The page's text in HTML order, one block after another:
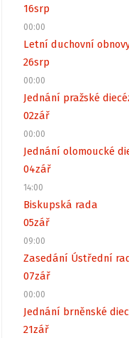
16srp
00:00
Letní duchovní
26srp
00:00
Jednání pražské
02zář
00:00
Jednání olomoucké
04zář
14:00
Biskupská rada
05zář
09:00
Zasedání Ústřední
07zář
00:00
Jednání brněnské
21zář